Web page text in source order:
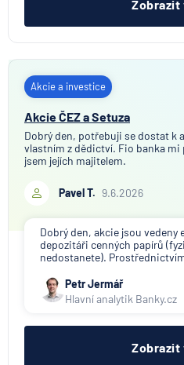
Zobrazit
Akcie a investice
Akcie ČEZ a Setuza
Dobrý den, potřebuji se dostat k
vlastním z dědictví. Fio banka mi
jsem jejích majitelem.
Pavel T. 9.6.2026
Dobrý den, akcie jsou
depozitáři cenných papírů
nedostanete).
Petr Jermář
Hlavní analytik Banky.cz
Zobrazit